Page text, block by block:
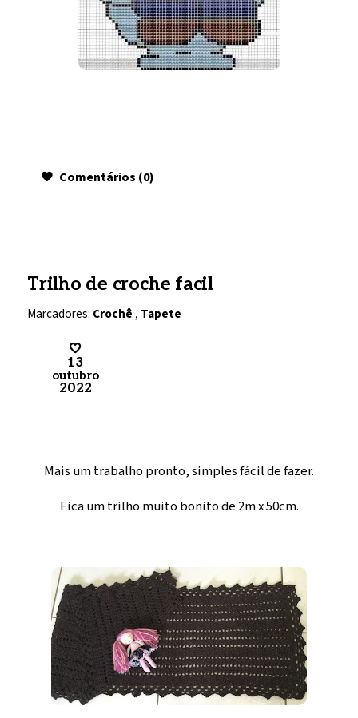
Comentários (0)
Trilho de croche facil
Marcadores: Crochê , Tapete
13
outubro
2022
Mais um trabalho pronto, simples fácil de fazer.
Fica um trilho muito bonito de 2m x 50cm.